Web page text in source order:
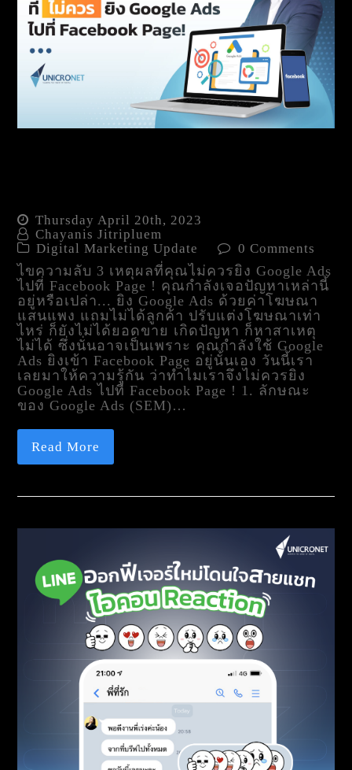
Thursday April 20th, 2023
Chayanis Jitripluem
Digital Marketing Update
0 Comments
ไขความลับ 3 เหตุผลที่คุณไม่ควรยิง Google Ads
ไปที่ Facebook Page ! คุณกำลังเจอปัญหาเหล่านี้
อยู่หรือเปล่า... ยิง Google Ads ด้วยค่าโฆษณา
แสนแพง แถมไม่ได้ลูกค้า ปรับแต่งโฆษณาเท่า
ไหร่ ก็ยังไม่ได้ยอดขาย เกิดปัญหา ก็หาสาเหตุ
ไม่ได้ ซึ่งนั่นอาจเป็นเพราะ คุณกำลังใช้ Google
Ads ยิงเข้า Facebook Page อยู่นั้นเอง วันนี้เรา
เลยมาให้ความรู้กัน ว่าทำไมเราจึงไม่ควรยิง
Google Ads ไปที่ Facebook Page ! 1. ลักษณะ
ของ Google Ads (SEM)…
Read More